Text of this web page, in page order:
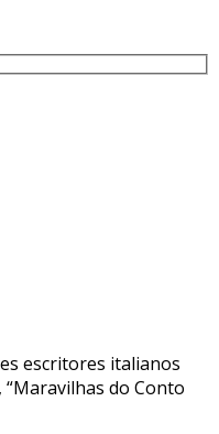
escritores italianos
do Conto